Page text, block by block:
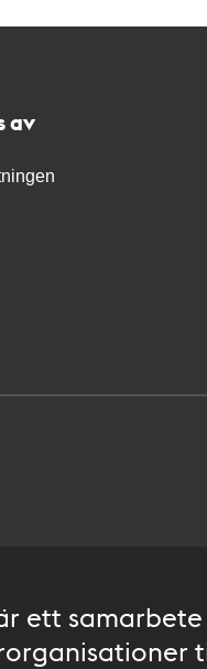
av
ett